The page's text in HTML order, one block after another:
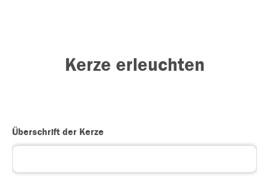
Kerze erleuchten
Überschrift der Kerze